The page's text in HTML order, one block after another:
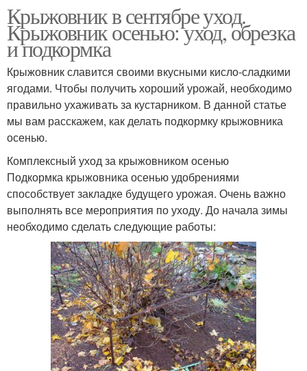
Крыжовник в сентябре уход.
Крыжовник осенью: уход, обрезка
и подкормка
Крыжовник славится своими вкусными кисло-сладкими
ягодами. Чтобы получить хороший урожай, необходимо
правильно ухаживать за кустарником. В данной статье
мы вам расскажем, как делать подкормку крыжовника
осенью.
Комплексный уход за крыжовником осенью
Подкормка крыжовника осенью удобрениями
способствует закладке будущего урожая. Очень важно
выполнять все мероприятия по уходу. До начала зимы
необходимо сделать следующие работы: